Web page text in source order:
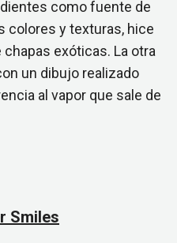
como fuente de
colores y texturas, hice
exóticas. La otra
un dibujo realizado
al vapor que sale de
Smiles